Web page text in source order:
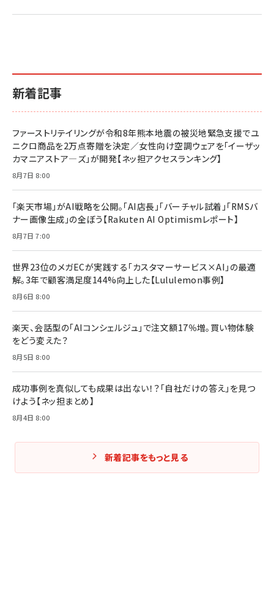
新着記事
ファーストリテイリングが令和8年熊本地震の被災地緊急支援でユ
ニクロ商品を2万点寄贈を決定／女性向け空調ウェアを「イーザッ
カマニアストア―ズ」が開発【ネッ担アクセスランキング】
8月7日 8:00
「楽天市場」がAI戦略を公開。「AI店長」「バーチャル試着」「RMSバ
ナー画像生成」の全ぼう【Rakuten AI Optimismレポート】
8月7日 7:00
世界23位のメガECが実践する「カスタマーサービス×AI」の最適
解。3年で顧客満足度144%向上した【Lululemon事例】
8月6日 8:00
楽天、会話型の「AIコンシェルジュ」で注文額17％増。買い物体験
をどう変えた？
8月5日 8:00
成功事例を真似しても成果は出ない！？「自社だけの答え」を見つ
けよう【ネッ担まとめ】
8月4日 8:00
新着記事をもっと見る